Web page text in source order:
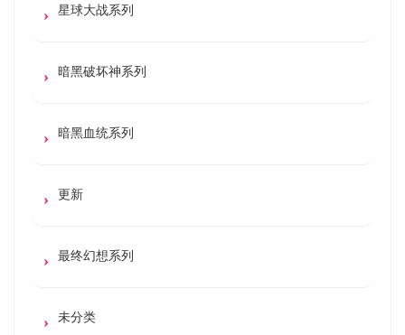
星球大战系列
暗黑破坏神系列
暗黑血统系列
更新
最终幻想系列
未分类